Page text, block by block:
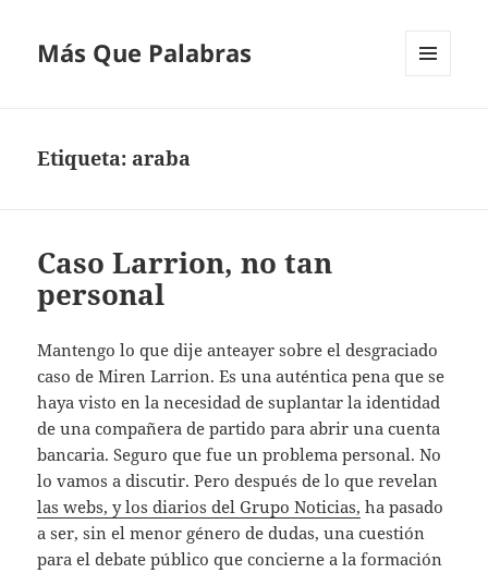
Más Que Palabras
Etiqueta: araba
Caso Larrion, no tan
personal
Mantengo lo que dije anteayer sobre el desgraciado
caso de Miren Larrion. Es una auténtica pena que se
haya visto en la necesidad de suplantar la identidad
de una compañera de partido para abrir una cuenta
bancaria. Seguro que fue un problema personal. No
lo vamos a discutir. Pero después de lo que revelan
las webs, y los diarios del Grupo Noticias, ha pasado
a ser, sin el menor género de dudas, una cuestión
para el debate público que concierne a la formación